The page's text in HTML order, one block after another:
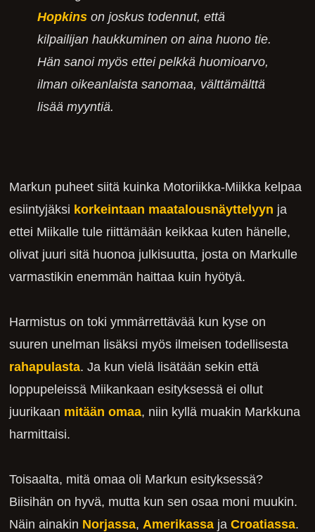
Hopkins on joskus todennut, että
kilpailijan haukkuminen on aina huono tie.
Hän sanoi myös ettei pelkkä huomioarvo,
ilman oikeanlaista sanomaa, välttämälttä
lisää myyntiä.
Markun puheet siitä kuinka Motoriikka-Miikka kelpaa
esiintyjäksi korkeintaan maatalousnäyttelyyn ja
ettei Miikalle tule riittämään keikkaa kuten hänelle,
olivat juuri sitä huonoa julkisuutta, josta on Markulle
varmastikin enemmän haittaa kuin hyötyä.
Harmistus on toki ymmärrettävää kun kyse on
suuren unelman lisäksi myös ilmeisen todellisesta
rahapulasta. Ja kun vielä lisätään sekin että
loppupeleissä Miikankaan esityksessä ei ollut
juurikaan mitään omaa, niin kyllä muakin Markkuna
harmittaisi.
Toisaalta, mitä omaa oli Markun esityksessä?
Biisihän on hyvä, mutta kun sen osaa moni muukin.
Näin ainakin Norjassa,Amerikassa jaCroatiassa.